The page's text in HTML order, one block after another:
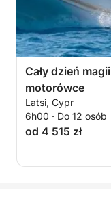
Cały dzień
motorówce
Latsi, Cypr
6h00 · Do 12 osób
od 4 515 zł